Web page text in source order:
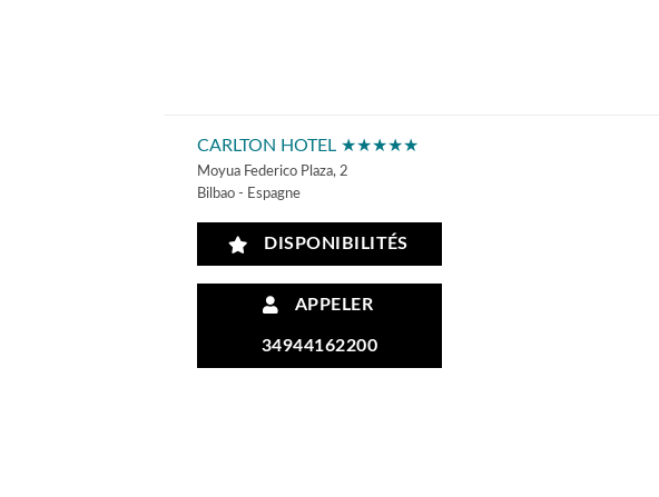
CARLTON HOTEL ★★★★★
Moyua Federico Plaza, 2
Bilbao - Espagne
DISPONIBILITÉS
APPELER
34944162200